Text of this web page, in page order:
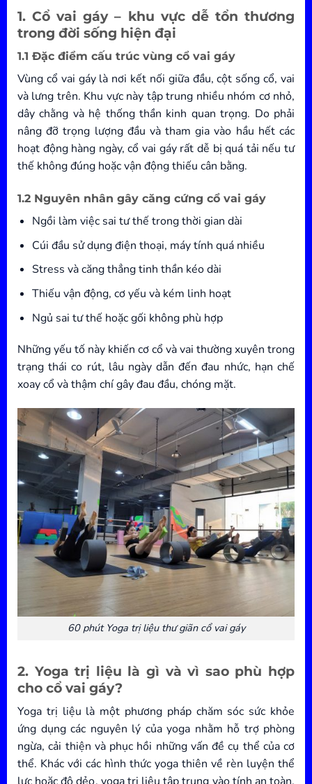
1. Cổ vai gáy – khu vực dễ tổn thương
trong đời sống hiện đại
1.1 Đặc điểm cấu trúc vùng cổ vai gáy
Vùng cổ vai gáy là nơi kết nối giữa đầu, cột sống cổ, vai
và lưng trên. Khu vực này tập trung nhiều nhóm cơ nhỏ,
dây chằng và hệ thống thần kinh quan trọng. Do phải
nâng đỡ trọng lượng đầu và tham gia vào hầu hết các
hoạt động hàng ngày, cổ vai gáy rất dễ bị quá tải nếu tư
thế không đúng hoặc vận động thiếu cân bằng.
1.2 Nguyên nhân gây căng cứng cổ vai gáy
Ngồi làm việc sai tư thế trong thời gian dài
Cúi đầu sử dụng điện thoại, máy tính quá nhiều
Stress và căng thẳng tinh thần kéo dài
Thiếu vận động, cơ yếu và kém linh hoạt
Ngủ sai tư thế hoặc gối không phù hợp
Những yếu tố này khiến cơ cổ và vai thường xuyên trong
trạng thái co rút, lâu ngày dẫn đến đau nhức, hạn chế
xoay cổ và thậm chí gây đau đầu, chóng mặt.
60 phút Yoga trị liệu thư giãn cổ vai gáy
2. Yoga trị liệu là gì và vì sao phù hợp
cho cổ vai gáy?
Yoga trị liệu là một phương pháp chăm sóc sức khỏe
ứng dụng các nguyên lý của yoga nhằm hỗ trợ phòng
ngừa, cải thiện và phục hồi những vấn đề cụ thể của cơ
thể. Khác với các hình thức yoga thiên về rèn luyện thể